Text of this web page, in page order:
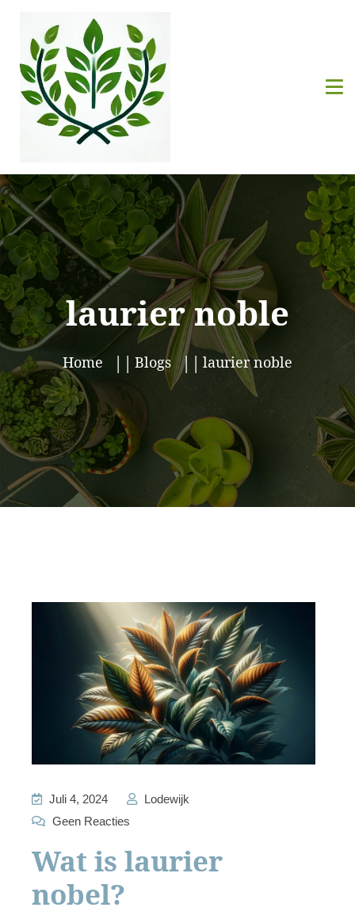
laurier noble
Home Blogs laurier noble
Juli 4, 2024
Lodewijk
Geen Reacties
Wat is laurier
nobel?